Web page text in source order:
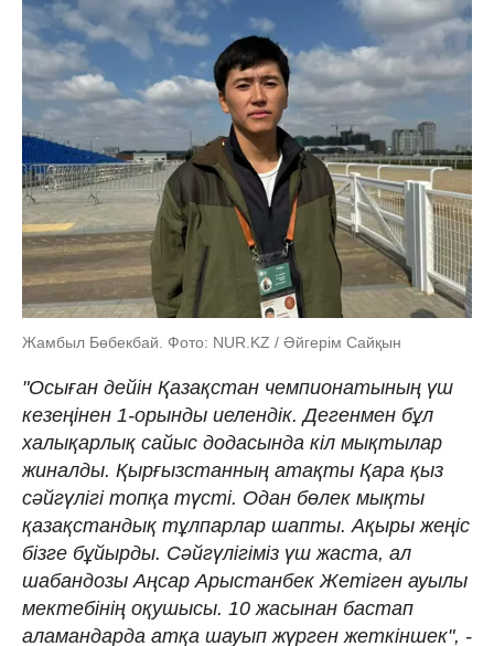
Жамбыл Бөбекбай. Фото: NUR.KZ / Әйгерім Сайқын
"Осыған дейін Қазақстан чемпионатының үш
кезеңінен 1-орынды иелендік. Дегенмен бұл
халықарлық сайыс додасында кіл мықтылар
жиналды. Қырғызстанның атақты Қара қыз
сәйгүлігі топқа түсті. Одан бөлек мықты
қазақстандық тұлпарлар шапты. Ақыры жеңіс
бізге бұйырды. Сәйгүлігіміз үш жаста, ал
шабандозы Аңсар Арыстанбек Жетіген ауылы
мектебінің оқушысы. 10 жасынан бастап
аламандарда атқа шауып жүрген жеткіншек", -